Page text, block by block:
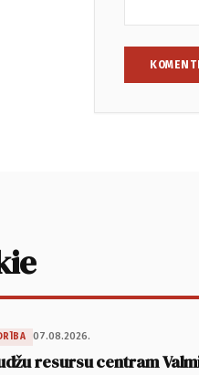
07.08.2026.
resursu centram